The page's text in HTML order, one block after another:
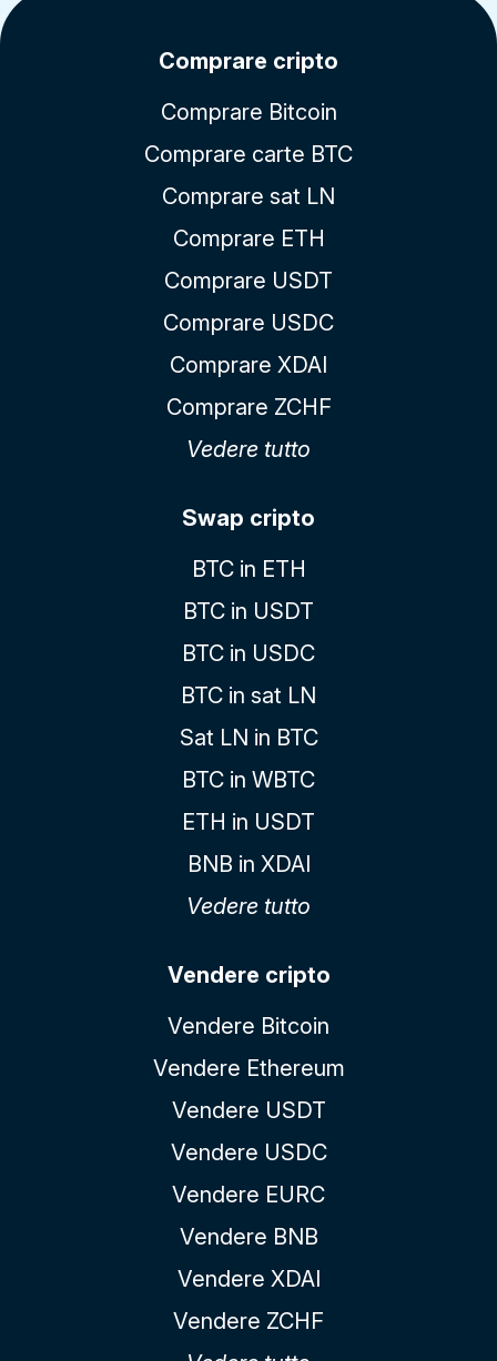
Comprare cripto
Comprare Bitcoin
Comprare carte BTC
Comprare sat LN
Comprare ETH
Comprare USDT
Comprare USDC
Comprare XDAI
Comprare ZCHF
Vedere tutto
Swap cripto
BTC in ETH
BTC in USDT
BTC in USDC
BTC in sat LN
Sat LN in BTC
BTC in WBTC
ETH in USDT
BNB in XDAI
Vedere tutto
Vendere cripto
Vendere Bitcoin
Vendere Ethereum
Vendere USDT
Vendere USDC
Vendere EURC
Vendere BNB
Vendere XDAI
Vendere ZCHF